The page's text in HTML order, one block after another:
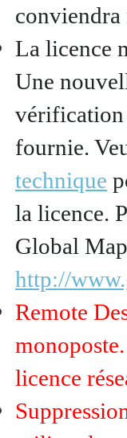
conviendra
La licence
Une
vérification
fournie.
technique
la licence.
Global
http://
Remote
licence